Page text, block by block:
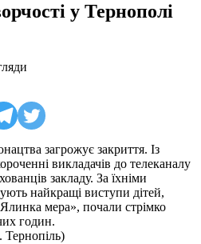
у Тернополі
загрожує закриття. Із
викладачів до телеканалу
закладу. За їхніми
найкращі виступи дітей,
мера», почали стрімко
годин.